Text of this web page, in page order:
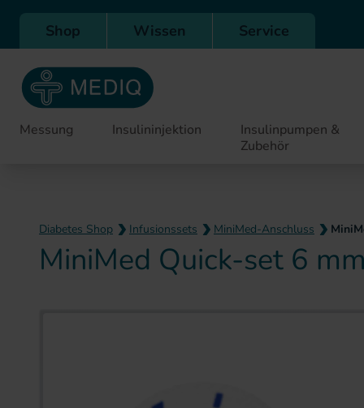
Direkt zur Hauptnavigation
Shop Wissen Service
Messung Insulininjektion
Insulinpumpen &
Zubehör
Diabetes Shop Infusionssets MiniMed-Anschluss
MiniMed Quick-set 6